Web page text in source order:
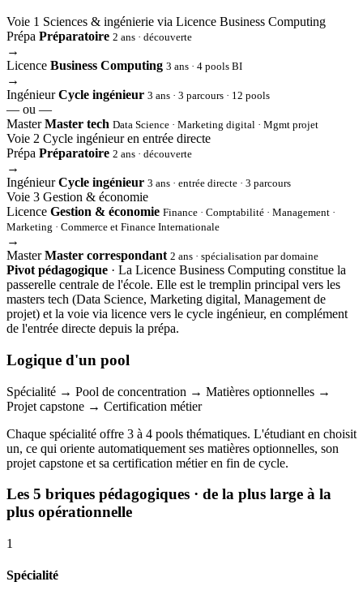
Voie 1 Sciences & ingénierie via Licence Business Computing
Prépa Préparatoire 2 ans · découverte
→
Licence Business Computing 3 ans · 4 pools BI
→
Ingénieur Cycle ingénieur 3 ans · 3 parcours · 12 pools
— ou —
Master Master tech Data Science · Marketing digital · Mgmt projet
Voie 2 Cycle ingénieur en entrée directe
Prépa Préparatoire 2 ans · découverte
→
Ingénieur Cycle ingénieur 3 ans · entrée directe · 3 parcours
Voie 3 Gestion & économie
Licence Gestion & économie Finance · Comptabilité · Management ·
Marketing · Commerce et Finance Internationale
→
Master Master correspondant 2 ans · spécialisation par domaine
Pivot pédagogique · La Licence Business Computing constitue la
passerelle centrale de l'école. Elle est le tremplin principal vers les
masters tech (Data Science, Marketing digital, Management de
projet) et la voie via licence vers le cycle ingénieur, en complément
de l'entrée directe depuis la prépa.
Logique d'un pool
Spécialité → Pool de concentration → Matières optionnelles →
Projet capstone → Certification métier
Chaque spécialité offre 3 à 4 pools thématiques. L'étudiant en choisit
un, ce qui oriente automatiquement ses matières optionnelles, son
projet capstone et sa certification métier en fin de cycle.
Les 5 briques pédagogiques · de la plus large à la
plus opérationnelle
1
Spécialité